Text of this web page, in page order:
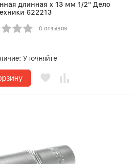
длинная х 13 мм 1/2" Дело
622213
0 отзывов
Уточняйте